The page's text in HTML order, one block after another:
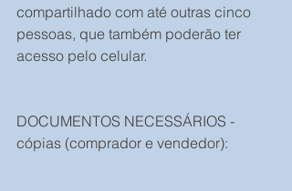
compartilhado com até outras cinco
pessoas, que também poderão ter
acesso pelo celular.
DOCUMENTOS NECESSÁRIOS -
cópias (comprador e vendedor):